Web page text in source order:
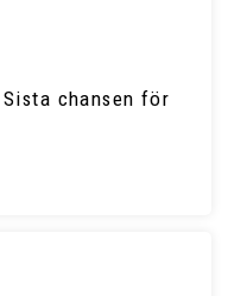
chansen för